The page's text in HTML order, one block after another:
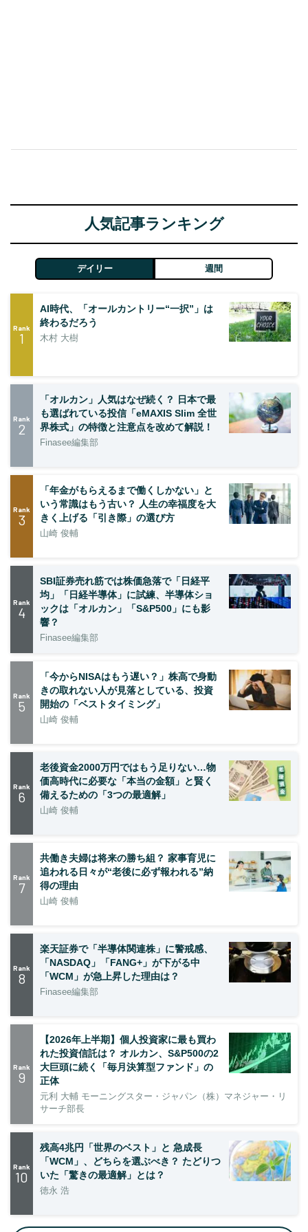
人気記事ランキング
デイリー 週間
Rank
1
AI時代、「オールカントリー“一択”」は
終わるだろう
木村 大樹
Rank
2
「オルカン」人気はなぜ続く？ 日本で最
も選ばれている投信「eMAXIS Slim 全世
界株式」の特徴と注意点を改めて解説！
Finasee編集部
Rank
3
「年金がもらえるまで働くしかない」と
いう常識はもう古い？ 人生の幸福度を大
きく上げる「引き際」の選び方
山崎 俊輔
Rank
4
SBI証券売れ筋では株価急落で「日経平
均」「日経半導体」に試練、半導体ショ
ックは「オルカン」「S&P500」にも影
響？
Finasee編集部
Rank
5
「今からNISAはもう遅い？」株高で身動
きの取れない人が見落としている、投資
開始の「ベストタイミング」
山崎 俊輔
Rank
6
老後資金2000万円ではもう足りない…物
価高時代に必要な「本当の金額」と賢く
備えるための「3つの最適解」
山崎 俊輔
Rank
7
共働き夫婦は将来の勝ち組？ 家事育児に
追われる日々が“老後に必ず報われる”納
得の理由
山崎 俊輔
Rank
8
楽天証券で「半導体関連株」に警戒感、
「NASDAQ」「FANG+」が下がる中
「WCM」が急上昇した理由は？
Finasee編集部
Rank
9
【2026年上半期】個人投資家に最も買わ
れた投資信託は？ オルカン、S&P500の2
大巨頭に続く「毎月決算型ファンド」の
正体
元利 大輔 モーニングスター・ジャパン（株）マネジャー・リ
サーチ部長
Rank
10
残高4兆円「世界のベスト」と 急成長
「WCM」、どちらを選ぶべき？ たどりつ
いた「驚きの最適解」とは？
徳永 浩